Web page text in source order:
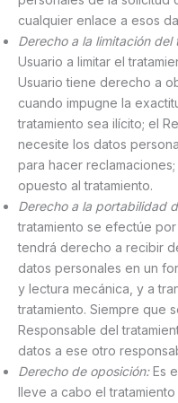
cualquier enlace a esos
Derecho a la limitación del
Usuario a limitar el
Usuario tiene derecho a
cuando impugne la
tratamiento sea ilícito; el
necesite los datos
para hacer
opuesto al tratamiento.
Derecho a la portabilidad
tratamiento se efectúe
tendrá derecho a recibir
datos personales en un
y lectura mecánica, y a
tratamiento. Siempre que
Responsable del
datos a ese otro
Derecho de oposición:Es
lleve a cabo el